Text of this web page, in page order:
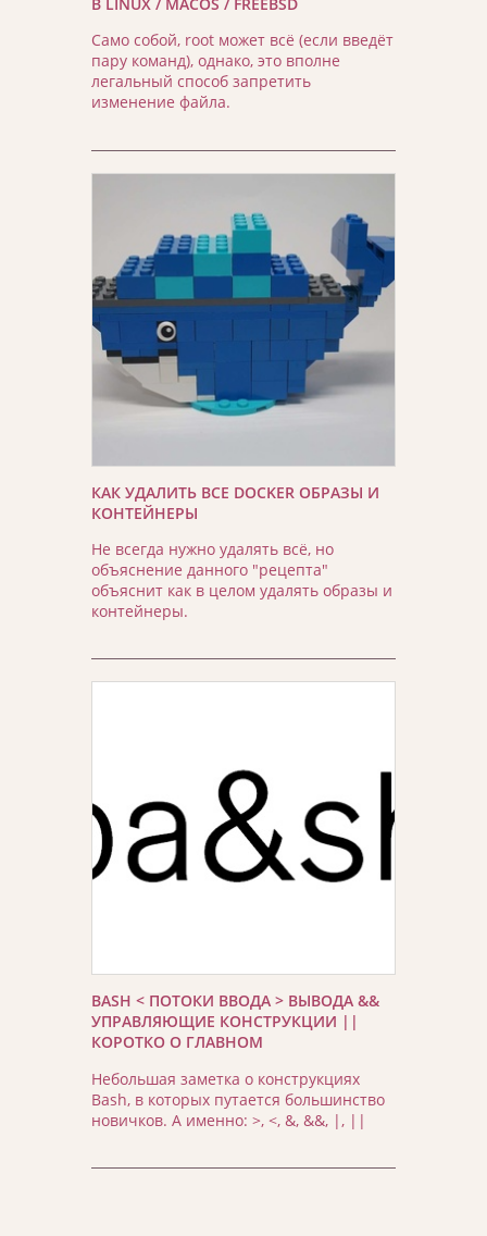
Само собой, root может всё (если введёт
пару команд), однако, это вполне
легальный способ запретить
изменение файла.
КАК УДАЛИТЬ ВСЕ DOCKER ОБРАЗЫ И
КОНТЕЙНЕРЫ
Не всегда нужно удалять всё, но
объяснение данного "рецепта"
объяснит как в целом удалять образы и
контейнеры.
BASH < ПОТОКИ ВВОДА > ВЫВОДА &&
УПРАВЛЯЮЩИЕ КОНСТРУКЦИИ ||
КОРОТКО О ГЛАВНОМ
Небольшая заметка о конструкциях
Bash, в которых путается большинство
новичков. А именно: >, <, &, &&, |, ||